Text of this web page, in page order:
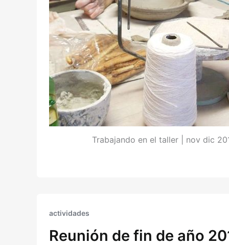
Trabajando en el taller | nov dic
actividades
Reunión de fin de año